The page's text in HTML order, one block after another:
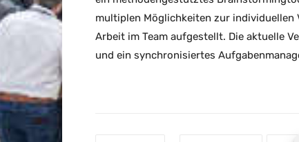
multiplen Möglichkeiten zur
Arbeit im Team aufgestellt. Die aktuelle
und ein synchronisiertes